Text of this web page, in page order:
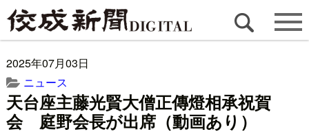
2025年07月03日
ニュース
天台座主藤光賢大僧正傳燈相承祝賀
会 庭野会長が出席（動画あり）